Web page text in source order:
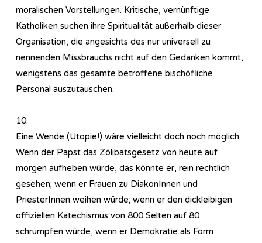
moralischen Vorstellungen. Kritische, vernünftige
Katholiken suchen ihre Spiritualität außerhalb dieser
Organisation, die angesichts des nur universell zu
nennenden Missbrauchs nicht auf den Gedanken kommt,
wenigstens das gesamte betroffene bischöfliche
Personal auszutauschen.
10.
Eine Wende (Utopie!) wäre vielleicht doch noch möglich:
Wenn der Papst das Zölibatsgesetz von heute auf
morgen aufheben würde, das könnte er, rein rechtlich
gesehen; wenn er Frauen zu DiakonInnen und
PriesterInnen weihen würde; wenn er den dickleibigen
offiziellen Katechismus von 800 Selten auf 80
schrumpfen würde, wenn er Demokratie als Form